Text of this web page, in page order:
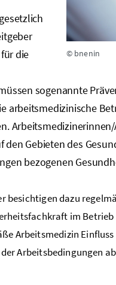
© bnenin
die
sogenannte
arbeitsmedizinische
den Gebieten des
bezogenen
besichtigen dazu
im
Arbeitsmedizin
Arbeitsbedingungen